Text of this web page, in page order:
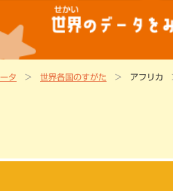
デジタル教科書・教材
教科書・指導書・副教材の訂正・更新
デジタル教科書・準拠ノート・資料集
資料集Webサポート
タ 世界各国のすがた アフリカ